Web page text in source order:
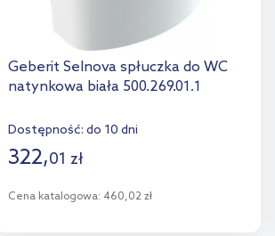
Geberit Selnova spłuczka do WC
natynkowa biała 500.269.01.1
Dostępność: do 10 dni
322,01 zł
Cena katalogowa: 460,02 zł